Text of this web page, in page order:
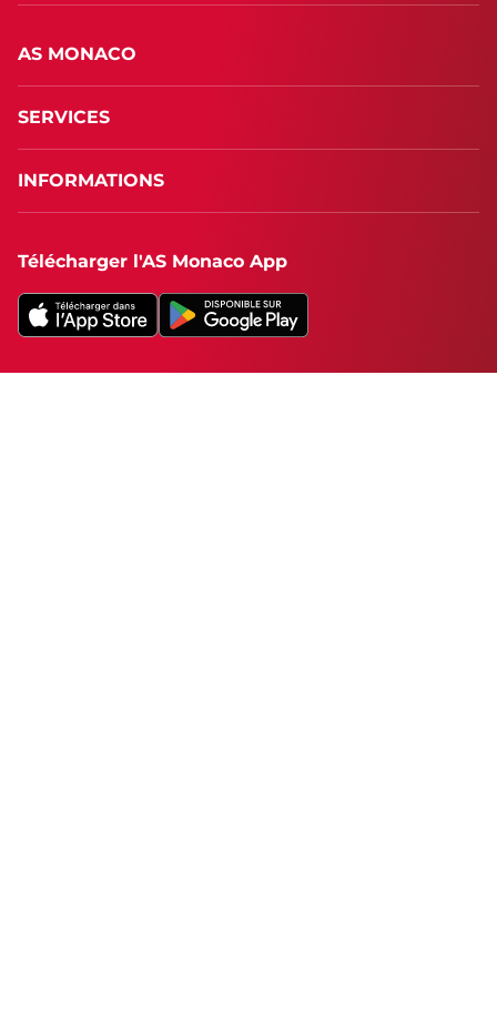
AS MONACO
SERVICES
INFORMATIONS
Télécharger l'AS Monaco App